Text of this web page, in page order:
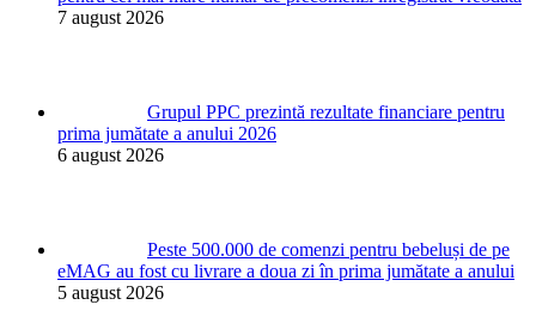
7 august 2026
Grupul PPC prezintă rezultate financiare pentru
prima jumătate a anului 2026
6 august 2026
Peste 500.000 de comenzi pentru bebeluși de pe
eMAG au fost cu livrare a doua zi în prima jumătate a anului
5 august 2026